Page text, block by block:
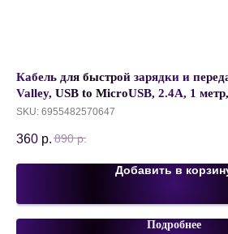
Кабель для быстрой зарядки и
Valley, USB to MicroUSB, 2.4А, 1
SKU: 6955482570647
360 р. 890 р.
Добавить в
Подробнее